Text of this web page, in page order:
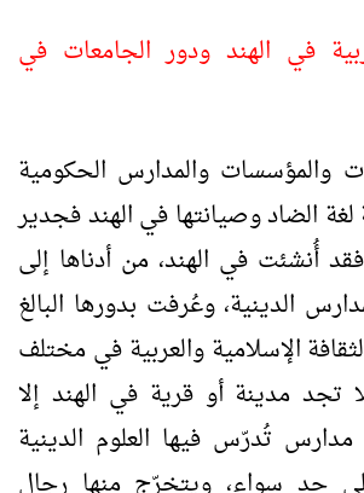
في الهند ودور الجامعات في
والمؤسسات والمدارس الحكومية
الضاد وصيانتها في الهند فجدير
فقد أُنشئت في الهند، من أدناها إلى
الدينية، وعُرفت بدورها البالغ
الإسلامية والعربية في مختلف
تجد مدينة أو قرية في الهند إلا
تُدرّس فيها العلوم الدينية